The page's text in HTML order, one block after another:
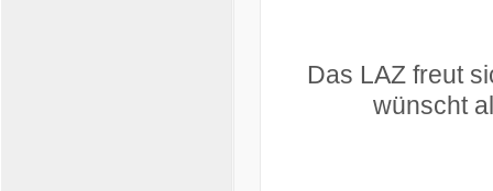
Das LAZ freut
wünscht